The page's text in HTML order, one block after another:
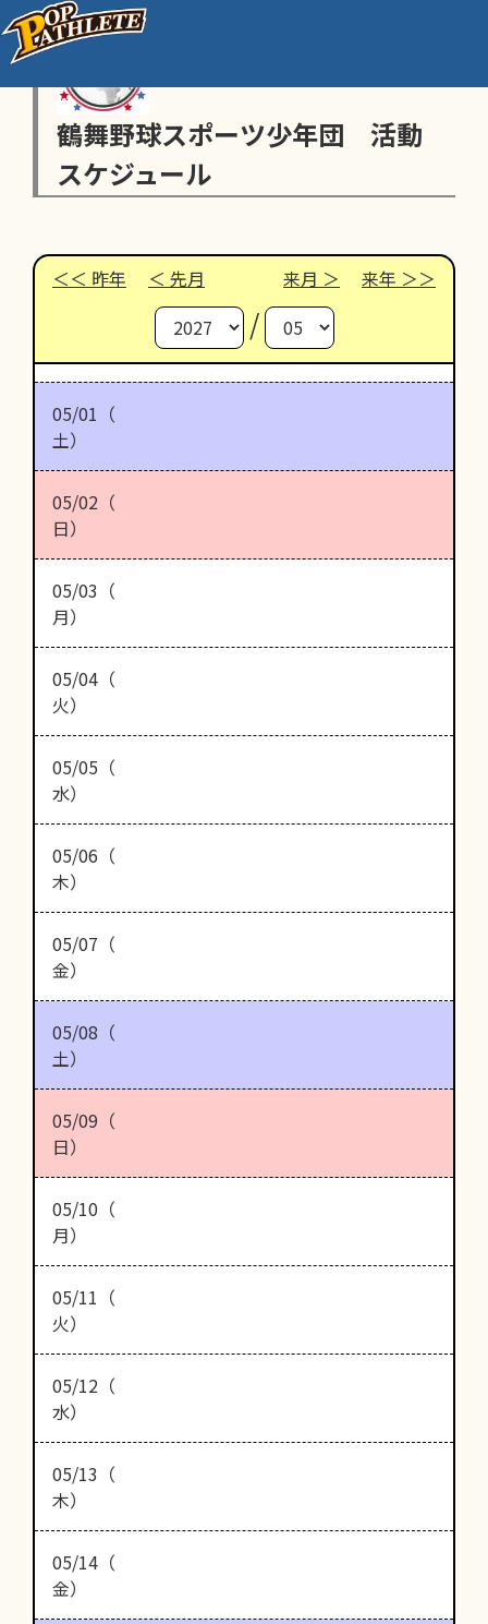
鶴舞野球スポーツ少年団 活動
スケジュール
昨年 先月 来月 来年
/
05/01（
土）
05/02（
日）
05/03（
月）
05/04（
火）
05/05（
水）
05/06（
木）
05/07（
金）
05/08（
土）
05/09（
日）
05/10（
月）
05/11（
火）
05/12（
水）
05/13（
木）
05/14（
金）